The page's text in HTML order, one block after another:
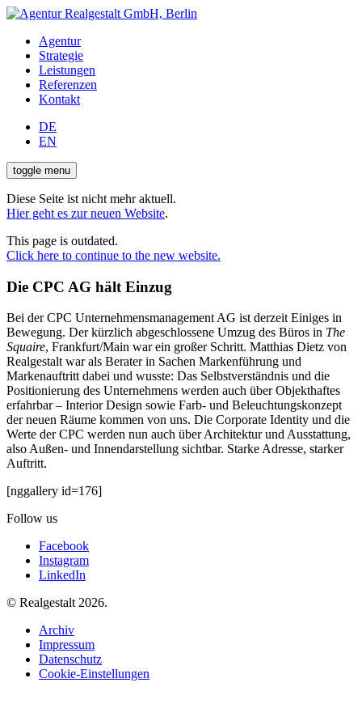
Agentur
Strategie
Leistungen
Referenzen
Kontakt
DE
EN
toggle menu
Diese Seite ist nicht mehr aktuell.
Hier geht es zur neuen Website.
This page is outdated.
Click here to continue to the new website.
Die CPC AG hält Einzug
Bei der CPC Unternehmensmanagement AG ist derzeit Einiges in
Bewegung. Der kürzlich abgeschlossene Umzug des Büros in The
Squaire, Frankfurt/Main war ein großer Schritt. Matthias Dietz von
Realgestalt war als Berater in Sachen Markenführung und
Markenauftritt dabei und wusste: Das Selbstverständnis und die
Positionierung des Unternehmens werden auch über Objekthaftes
erfahrbar – Interior Design sowie Farb- und Beleuchtungskonzept
der neuen Räume kommen von uns. Die Corporate Identity und die
Werte der CPC werden nun auch über Architektur und Ausstattung,
also Außen- und Innendarstellung sichtbar. Starke Adresse, starker
Auftritt.
[nggallery id=176]
Follow us
Facebook
Instagram
LinkedIn
© Realgestalt 2026.
Archiv
Impressum
Datenschutz
Cookie-Einstellungen